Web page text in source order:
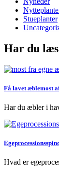
Stueplanter
Har du
Få lavet æblemost
Har du æbler i
Hvad er